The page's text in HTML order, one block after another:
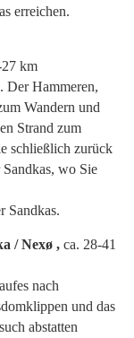
erreichen.
km
Der Hammeren,
Wandern und
Strand zum
schließlich zurück
wo Sie
Sandkas.
/ Nexø , ca. 28-41
nach
und das
abstatten